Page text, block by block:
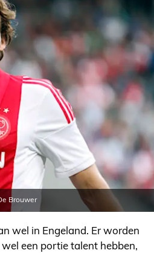
Brouwer
wel in Engeland. Er worden
een portie talent hebben,